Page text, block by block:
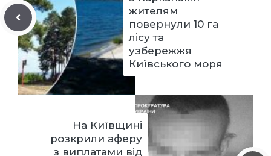
жителям
повернули 10 га
лісу та
узбережжя
Київського моря
На Київщині
розкрили аферу
з виплатами від